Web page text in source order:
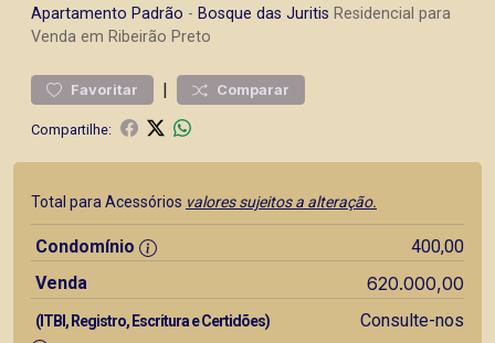
Apartamento Padrão - Bosque das Juritis Residencial para
Venda em Ribeirão Preto
Favoritar | Comparar
Compartilhe:
Total para Acessórios valores sujeitos a alteração.
Condomínio
400,00
Venda
620.000,00
(ITBI, Registro, Escritura e Certidões) Consulte-nos